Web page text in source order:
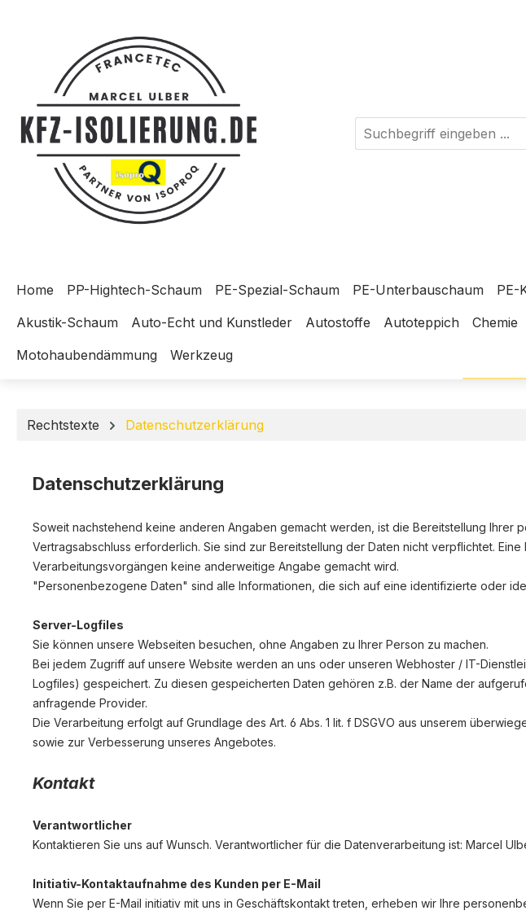
Home PP-Hightech-Schaum PE-Spezial-Schaum PE-Unterbauschaum PE-
Akustik-Schaum
Auto-Echt und Kunstleder Autostoffe Autoteppich Chemie
Motohaubendämmung
Werkzeug
Rechtstexte Datenschutzerklärung
Datenschutzerklärung
Soweit nachstehend keine anderen Angaben gemacht werden, ist die Bereitstellung
Vertragsabschluss erforderlich. Sie sind zur Bereitstellung der Daten nicht verpflichtet.
Verarbeitungsvorgängen keine anderweitige Angabe gemacht wird.
"Personenbezogene Daten" sind alle Informationen, die sich auf eine identifizierte oder
Server-Logfiles
Sie können unsere Webseiten besuchen, ohne Angaben zu Ihrer Person zu machen.
Bei jedem Zugriff auf unsere Website werden an uns oder unseren Webhoster / IT-
Logfiles) gespeichert. Zu diesen gespeicherten Daten gehören z.B. der Name der
anfragende Provider.
Die Verarbeitung erfolgt auf Grundlage des Art. 6 Abs. 1 lit. f DSGVO aus unserem
sowie zur Verbesserung unseres Angebotes.
Kontakt
Verantwortlicher
Kontaktieren Sie uns auf Wunsch. Verantwortlicher für die Datenverarbeitung ist: Marcel
Initiativ-Kontaktaufnahme des Kunden per E-Mail
Wenn Sie per E-Mail initiativ mit uns in Geschäftskontakt treten, erheben wir Ihre